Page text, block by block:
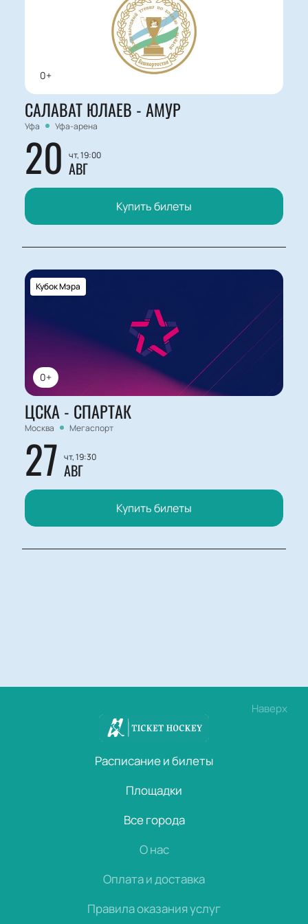
0+
САЛАВАТ ЮЛАЕВ - АМУР
Уфа Уфа-арена
20 чт, 19:00
АВГ
Купить билеты
0+
Кубок Мэра
ЦСКА - СПАРТАК
Москва Мегаспорт
27 чт, 19:30
АВГ
Купить билеты
Наверх
Расписание и билеты
Площадки
Все города
О нас
Оплата и доставка
Правила оказания услуг